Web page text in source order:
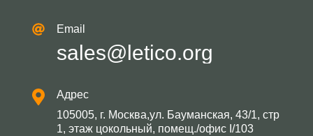
Email
sales@letico.org
Адрес
105005, г. Москва,ул. Бауманская, 43/1, стр
1, этаж цокольный, помещ./офис I/103